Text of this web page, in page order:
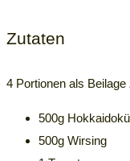
Zutaten
4 Portionen als
500g
500g Wirsing